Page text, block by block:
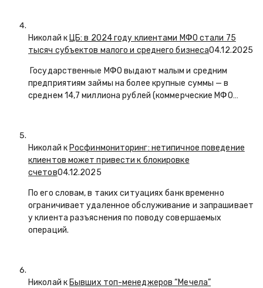
Николай к ЦБ: в 2024 году клиентами МФО стали 75
тысяч субъектов малого и среднего бизнеса04.12.2025
Государственные МФО выдают малым и средним
предприятиям займы на более крупные суммы — в
среднем 14,7 миллиона рублей (коммерческие МФО…
Николай к Росфинмониторинг: нетипичное поведение
клиентов может привести к блокировке
счетов04.12.2025
По его словам, в таких ситуациях банк временно
ограничивает удаленное обслуживание и запрашивает
у клиента разъяснения по поводу совершаемых
операций.
Николай к Бывших топ-менеджеров “Мечела”